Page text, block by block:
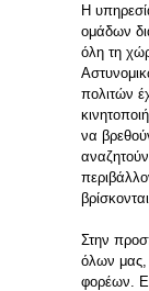
Η
ομάδων
όλη τη
πολιτών
να
Στην
όλων μας,
φορέων.